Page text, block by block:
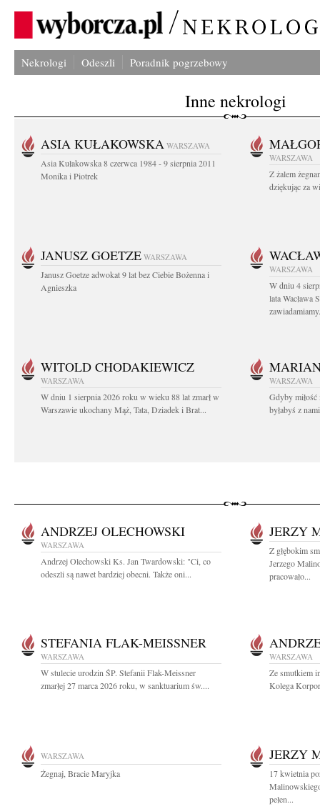
Nekrologi Odeszli Poradnik pogrzebowy
Inne nekrologi
ASIA KUŁAKOWSKA WARSZAWA
Asia Kułakowska 8 czerwca 1984 - 9 sierpnia 2011
Monika i Piotrek
WARSZAWA
Z żalem
dziękując za
JANUSZ GOETZE WARSZAWA
Janusz Goetze adwokat 9 lat bez Ciebie Bożenna i
Agnieszka
WARSZAWA
W dniu 4
lata Wacława
WITOLD CHODAKIEWICZ
WARSZAWA
W dniu 1 sierpnia 2026 roku w wieku 88 lat zmarł w
Warszawie ukochany Mąż, Tata, Dziadek i Brat...
WARSZAWA
Gdyby miłość
byłabyś z
ANDRZEJ OLECHOWSKI
WARSZAWA
Andrzej Olechowski Ks. Jan Twardowski: "Ci, co
odeszli są nawet bardziej obecni. Także oni...
JERZY
Z głębokim
Jerzego
pracowało...
STEFANIA FLAK-MEISSNER
WARSZAWA
W stulecie urodzin ŚP. Stefanii Flak-Meissner
zmarłej 27 marca 2026 roku, w sanktuarium św....
WARSZAWA
Ze smutkiem
Kolega
WARSZAWA
Żegnaj, Bracie Maryjka
JERZY
17 kwietnia
pełen...